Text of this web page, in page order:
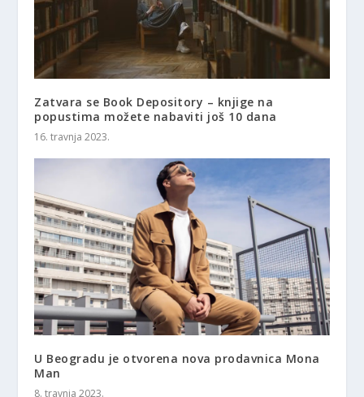
Zatvara se Book Depository – knjige na
popustima možete nabaviti još 10 dana
16. travnja 2023.
U Beogradu je otvorena nova prodavnica Mona
Man
8. travnja 2023.